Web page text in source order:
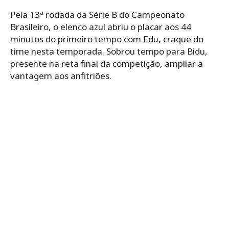
Pela 13ª rodada da Série B do Campeonato
Brasileiro, o elenco azul abriu o placar aos 44
minutos do primeiro tempo com Edu, craque do
time nesta temporada. Sobrou tempo para Bidu,
presente na reta final da competição, ampliar a
vantagem aos anfitriões.